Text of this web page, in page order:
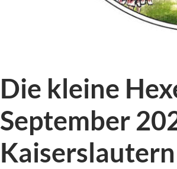
Die kleine
September
Kaiserslautern